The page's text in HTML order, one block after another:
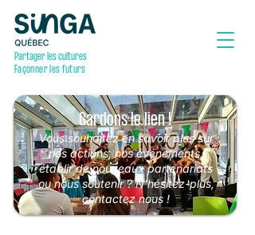
Partager les cultures
Façonner les futurs
Gardons le lien !
Vous souhaitez en savoir plus sur
nos actions, nos événements,
établir de nouveaux partenariats
ou nous soutenir ? N’hésitez-plus,
contactez nous !